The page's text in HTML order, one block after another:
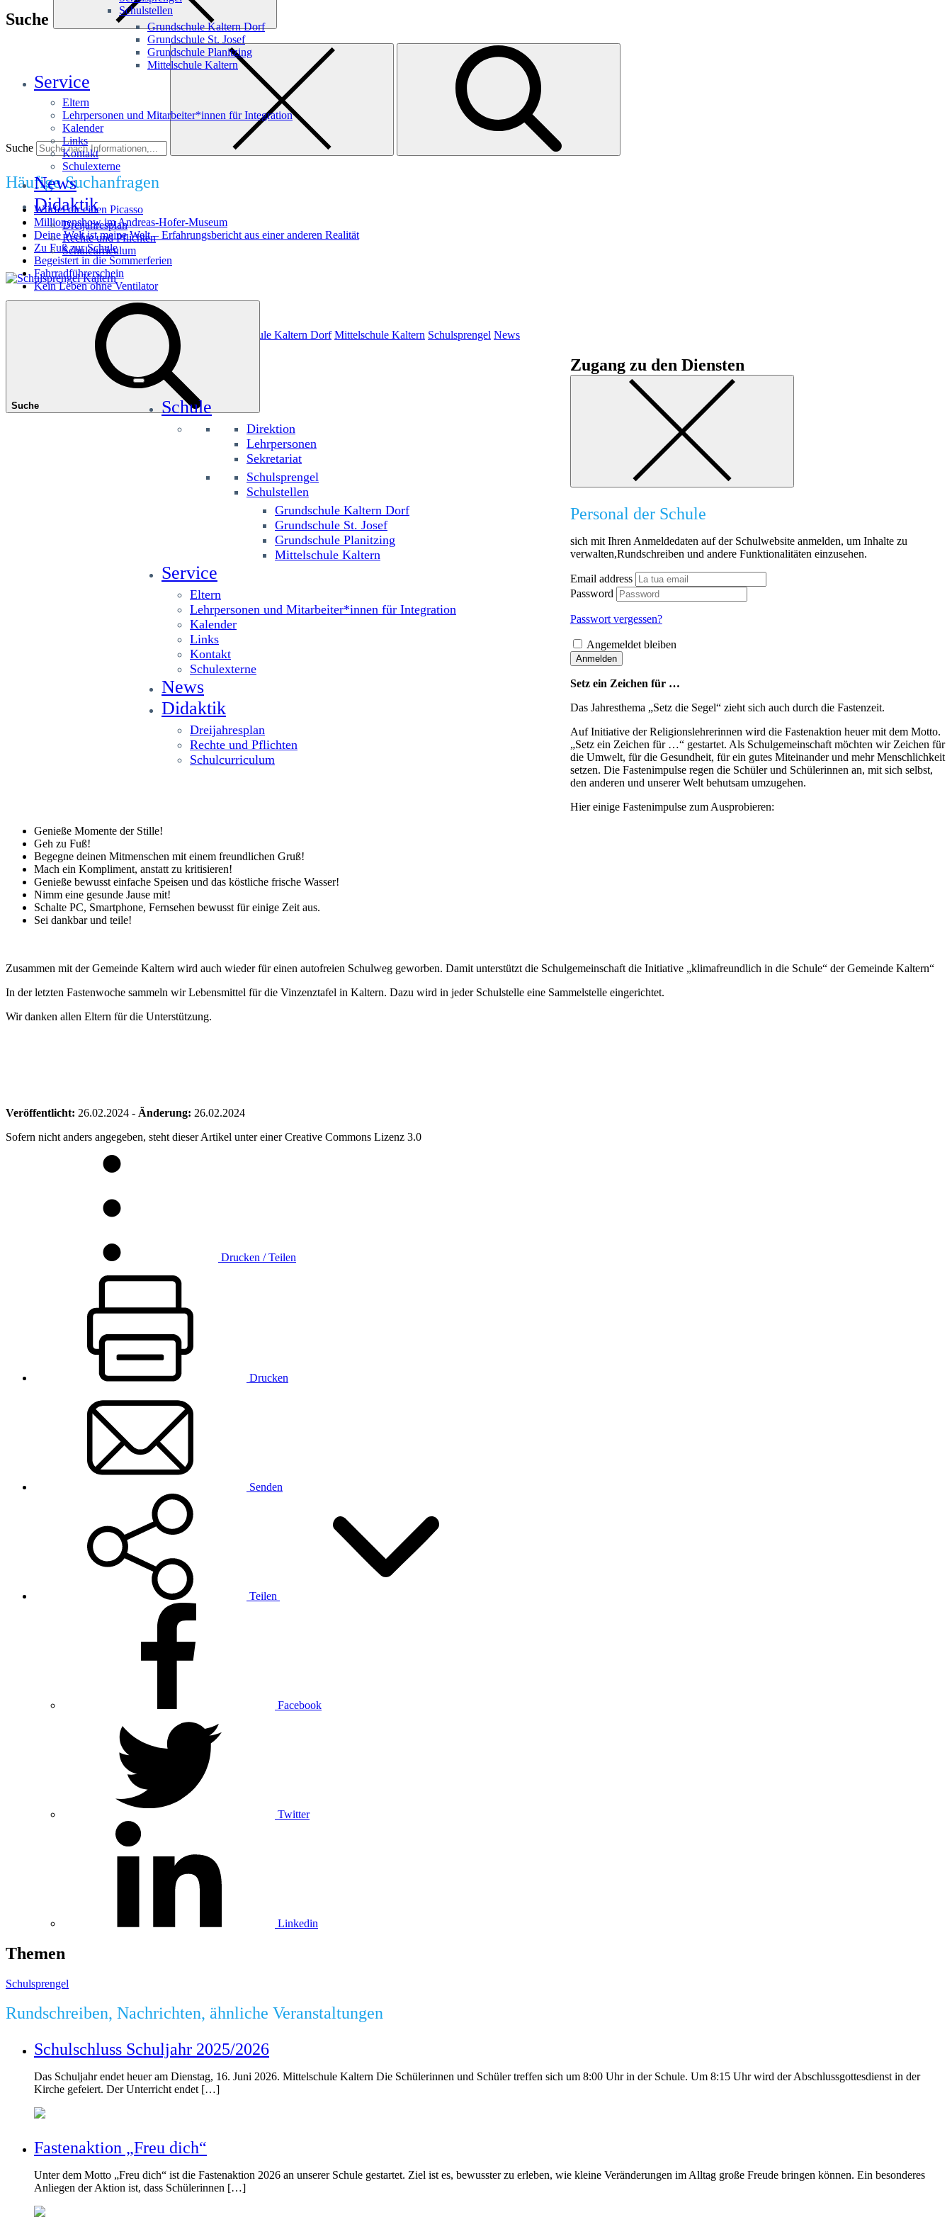
Schulstellen
Grundschule Kaltern Dorf
Grundschule St. Josef
Grundschule Planitzing
Mittelschule Kaltern
Service
Eltern
Lehrpersonen und Mitarbeiter*innen für Integration
Kalender
Links
Kontakt
Schulexterne
News
Didaktik
Dreijahresplan
Rechte und Pflichten
Schulcurriculum
Suche Schule
Direktion
Lehrpersonen
Sekretariat
Schulsprengel
Schulstellen
Grundschule Kaltern Dorf
Grundschule St. Josef
Grundschule Planitzing
Mittelschule Kaltern
Service
Eltern
Lehrpersonen und Mitarbeiter*innen für Integration
Kalender
Links
Kontakt
Schulexterne
News
Didaktik
Dreijahresplan
Rechte und Pflichten
Schulcurriculum
Suche
Suche
Häufige Suchanfragen
Würfel dir einen Picasso
Millionenshow im Andreas-Hofer-Museum
Deine Welt ist meine Welt – Erfahrungsbericht aus einer anderen Realität
Zu Fuß zur Schule
Begeistert in die Sommerferien
Fahrradführerschein
Kein Leben ohne Ventilator
Das könnte Sie interessieren
Grundschule Planitzing Grundschule St. Josef Grundschule Kaltern Dorf Mittelschule Kaltern Schulsprengel News
Zugang zu den Diensten
Personal der Schule
sich mit Ihren Anmeldedaten auf der Schulwebsite anmelden, um Inhalte zu
verwalten,Rundschreiben und andere Funktionalitäten einzusehen.
Email address
Password
Passwort vergessen?
Angemeldet bleiben
Anmelden
Setz ein Zeichen für …
Das Jahresthema „Setz die Segel“ zieht sich auch durch die Fastenzeit.
Auf Initiative der Religionslehrerinnen wird die Fastenaktion heuer mit dem Motto.
„Setz ein Zeichen für …“ gestartet. Als Schulgemeinschaft möchten wir Zeichen für
die Umwelt, für die Gesundheit, für ein gutes Miteinander und mehr Menschlichkeit
setzen. Die Fastenimpulse regen die Schüler und Schülerinnen an, mit sich selbst,
den anderen und unserer Welt behutsam umzugehen.
Hier einige Fastenimpulse zum Ausprobieren:
Genieße Momente der Stille!
Geh zu Fuß!
Begegne deinen Mitmenschen mit einem freundlichen Gruß!
Mach ein Kompliment, anstatt zu kritisieren!
Genieße bewusst einfache Speisen und das köstliche frische Wasser!
Nimm eine gesunde Jause mit!
Schalte PC, Smartphone, Fernsehen bewusst für einige Zeit aus.
Sei dankbar und teile!
Zusammen mit der Gemeinde Kaltern wird auch wieder für einen autofreien Schulweg geworben. Damit unterstützt die Schulgemeinschaft die Initiative „klimafreundlich in die Schule“ der Gemeinde Kaltern“
In der letzten Fastenwoche sammeln wir Lebensmittel für die Vinzenztafel in Kaltern. Dazu wird in jeder Schulstelle eine Sammelstelle eingerichtet.
Wir danken allen Eltern für die Unterstützung.
Veröffentlicht: 26.02.2024 - Änderung: 26.02.2024
Sofern nicht anders angegeben, steht dieser Artikel unter einer Creative Commons Lizenz 3.0
Drucken / Teilen
Drucken
Senden
Teilen
Facebook
Twitter
Linkedin
Themen
Schulsprengel
Rundschreiben, Nachrichten, ähnliche Veranstaltungen
Schulschluss Schuljahr 2025/2026
Das Schuljahr endet heuer am Dienstag, 16. Juni 2026. Mittelschule Kaltern Die Schülerinnen und Schüler treffen sich um 8:00 Uhr in der Schule. Um 8:15 Uhr wird der Abschlussgottesdienst in der
Kirche gefeiert. Der Unterricht endet […]
Fastenaktion „Freu dich“
Unter dem Motto „Freu dich“ ist die Fastenaktion 2026 an unserer Schule gestartet. Ziel ist es, bewusster zu erleben, wie kleine Veränderungen im Alltag große Freude bringen können. Ein besonderes
Anliegen der Aktion ist, dass Schülerinnen […]